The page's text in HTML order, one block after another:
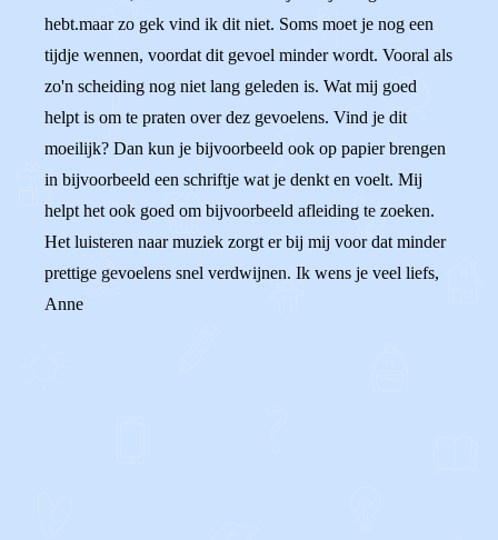
hebt.maar zo gek vind ik dit niet. Soms moet je nog een
tijdje wennen, voordat dit gevoel minder wordt. Vooral als
zo'n scheiding nog niet lang geleden is. Wat mij goed
helpt is om te praten over dez gevoelens. Vind je dit
moeilijk? Dan kun je bijvoorbeeld ook op papier brengen
in bijvoorbeeld een schriftje wat je denkt en voelt. Mij
helpt het ook goed om bijvoorbeeld afleiding te zoeken.
Het luisteren naar muziek zorgt er bij mij voor dat minder
prettige gevoelens snel verdwijnen. Ik wens je veel liefs,
Anne